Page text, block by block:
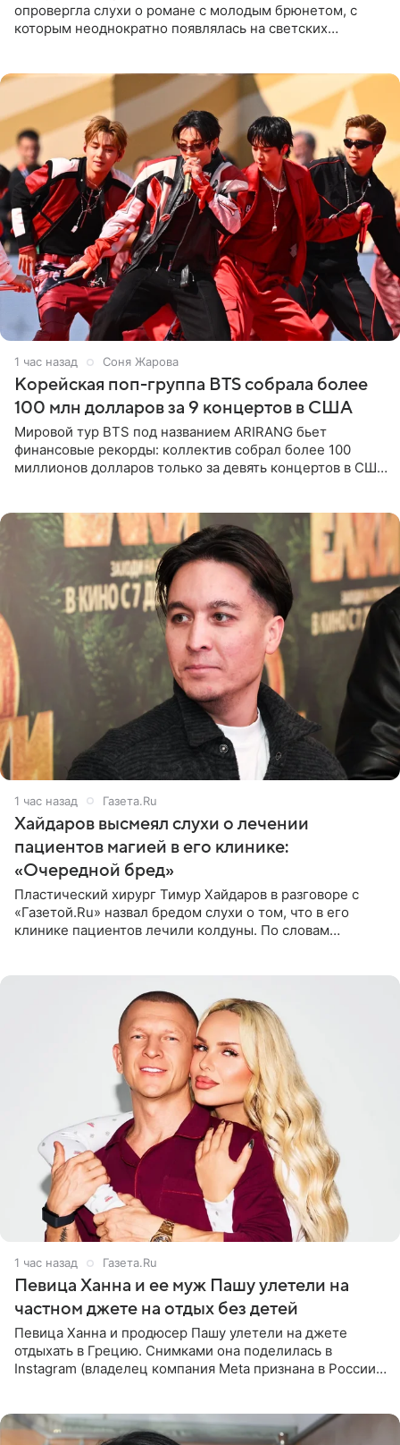
опровергла слухи о романе с молодым брюнетом, с
которым неоднократно появлялась на светских
1 час назад Соня Жарова
Корейская поп-группа BTS собрала более
100 млн долларов за 9 концертов в США
Мировой тур BTS под названием ARIRANG бьет
финансовые рекорды: коллектив собрал более 100
миллионов долларов только за девять концертов в США.
1 час назад Газета.Ru
Хайдаров высмеял слухи о лечении
пациентов магией в его клинике:
«Очередной бред»
Пластический хирург Тимур Хайдаров в разговоре с
«Газетой.Ru» назвал бредом слухи о том, что в его
клинике пациентов лечили колдуны. По словам
1 час назад Газета.Ru
Певица Ханна и ее муж Пашу улетели на
частном джете на отдых без детей
Певица Ханна и продюсер Пашу улетели на джете
отдыхать в Грецию. Снимками она поделилась в
Instagram (владелец компания Meta признана в России